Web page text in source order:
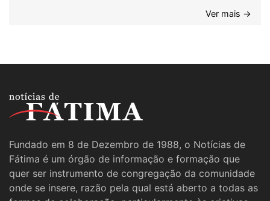
Ver mais →
Fundado em 8 de Dezembro de 1988, o Notícias de
Fátima é um órgão de informação e formação que
quer ser instrumento de congregação da comunidade
onde se insere, razão pela qual está aberto a todas as